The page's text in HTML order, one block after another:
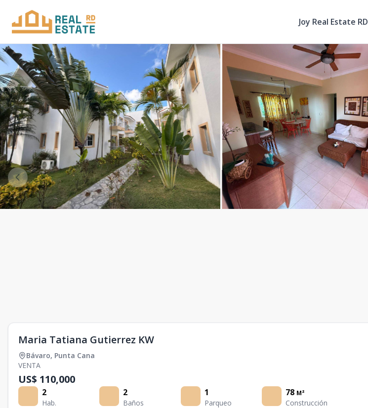
Joy Real Estate RD
Maria Tatiana Gutierrez KW
Bávaro, Punta Cana
VENTA
US$ 110,000
2
Hab.
2
Baños
1
Parqueo
78 M²
Construcción